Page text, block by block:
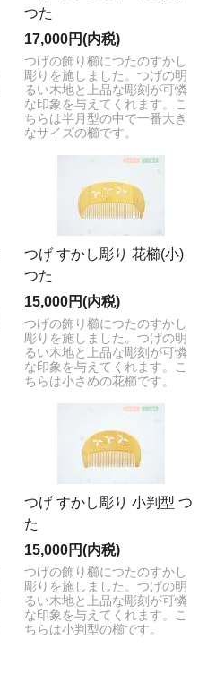
つた
17,000円(内税)
つげの飾り櫛につたのすかし
彫りを施しました。つげの明
るい木地と上品な彫刻が可憐
な印象を与えてくれます。こ
ちらは半月型の中で一番大き
なサイズの櫛です。
つげ すかし彫り 花櫛(小)
つた
15,000円(内税)
つげの飾り櫛につたのすかし
彫りを施しました。つげの明
るい木地と上品な彫刻が可憐
な印象を与えてくれます。こ
ちらは小さめの花櫛です。
つげ すかし彫り 小判型 つ
た
15,000円(内税)
つげの飾り櫛につたのすかし
彫りを施しました。つげの明
るい木地と上品な彫刻が可憐
な印象を与えてくれます。こ
ちらは小判型の櫛です。